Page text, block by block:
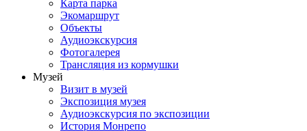
Карта парка
Экомаршрут
Объекты
Аудиоэкскурсия
Фотогалерея
Трансляция из кормушки
Музей
Визит в музей
Экспозиция музея
Аудиоэкскурсия по экспозиции
История Монрепо